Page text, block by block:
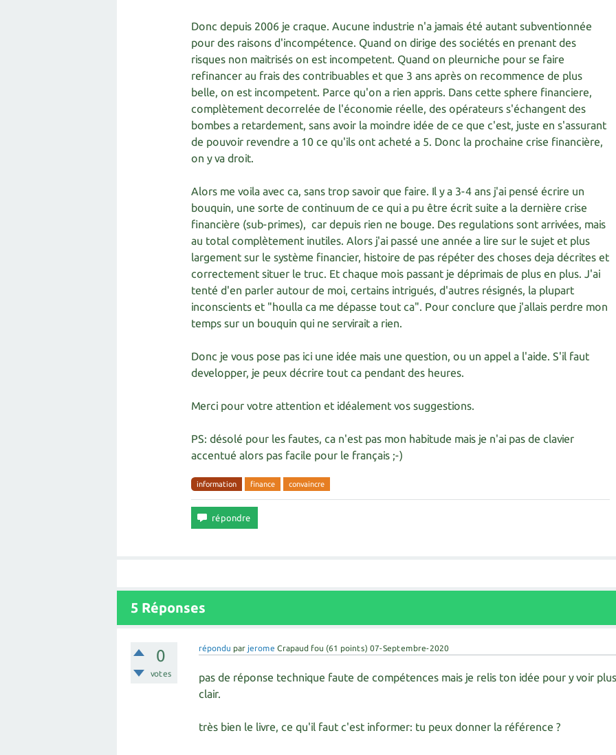
Donc depuis 2006 je craque. Aucune industrie n'a jamais été autant subventionnée
pour des raisons d'incompétence. Quand on dirige des sociétés en prenant des
risques non maitrisés on est incompetent. Quand on pleurniche pour se faire
refinancer au frais des contribuables et que 3 ans après on recommence de plus
belle, on est incompetent. Parce qu'on a rien appris. Dans cette sphere financiere,
complètement decorrelée de l'économie réelle, des opérateurs s'échangent des
bombes a retardement, sans avoir la moindre idée de ce que c'est, juste en s'assurant
de pouvoir revendre a 10 ce qu'ils ont acheté a 5. Donc la prochaine crise financière,
on y va droit.
Alors me voila avec ca, sans trop savoir que faire. Il y a 3-4 ans j'ai pensé écrire un
bouquin, une sorte de continuum de ce qui a pu être écrit suite a la dernière crise
financière (sub-primes), car depuis rien ne bouge. Des regulations sont arrivées, mais
au total complètement inutiles. Alors j'ai passé une année a lire sur le sujet et plus
largement sur le système financier, histoire de pas répéter des choses deja décrites et
correctement situer le truc. Et chaque mois passant je déprimais de plus en plus. J'ai
tenté d'en parler autour de moi, certains intrigués, d'autres résignés, la plupart
inconscients et "houlla ca me dépasse tout ca". Pour conclure que j'allais perdre mon
temps sur un bouquin qui ne servirait a rien.
Donc je vous pose pas ici une idée mais une question, ou un appel a l'aide. S'il faut
developper, je peux décrire tout ca pendant des heures.
Merci pour votre attention et idéalement vos suggestions.
PS: désolé pour les fautes, ca n'est pas mon habitude mais je n'ai pas de clavier
accentué alors pas facile pour le français ;-)
information finance convaincre
5 Réponses
0
votes
répondu par jerome Crapaud fou (61 points) 07-Septembre-2020
pas de réponse technique faute de compétences mais je relis ton idée pour y voir plus
clair.
très bien le livre, ce qu'il faut c'est informer: tu peux donner la référence ?